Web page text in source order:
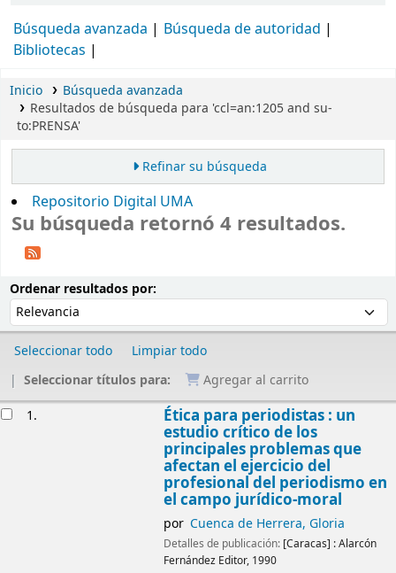
Búsqueda avanzada
Búsqueda de autoridad
Bibliotecas
Inicio
Búsqueda avanzada
Resultados de búsqueda para 'ccl=an:1205 and su-
to:PRENSA'
Refinar su búsqueda
Repositorio Digital UMA
Su búsqueda retornó 4 resultados.
Ordenar resultados por:
Seleccionar todo
Limpiar todo
Seleccionar títulos para:
Agregar al carrito
1. Ética para periodistas : un
estudio crítico de los
principales problemas que
afectan el ejercicio del
profesional del periodismo en
el campo jurídico-moral
por Cuenca de Herrera, Gloria
Detalles de publicación: [Caracas] :Alarcón
Fernández Editor, 1990